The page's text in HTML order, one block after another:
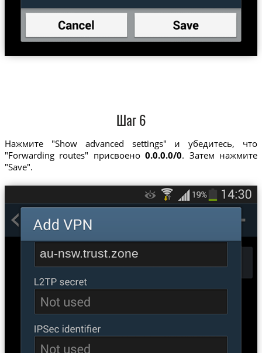
Шаг 6
Нажмите "Show advanced settings" и убедитесь, что
"Forwarding routes" присвоено0.0.0.0/0. Затем нажмите
"Save".
au-nsw.trust.zone